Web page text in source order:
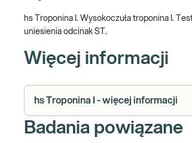
hs Troponina I. Wysokoczuła troponina I.
uniesienia odcinak ST.
Więcej informacji
hs Troponina I - więcej informacji
Badania powiązane